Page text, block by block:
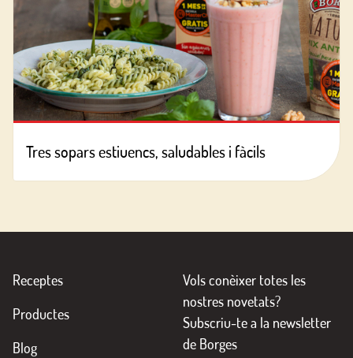
Tres sopars estiuencs, saludables i fàcils
Receptes
Productes
Blog
Vols conèixer totes les
nostres novetats?
Subscriu-te a la newsletter
de Borges